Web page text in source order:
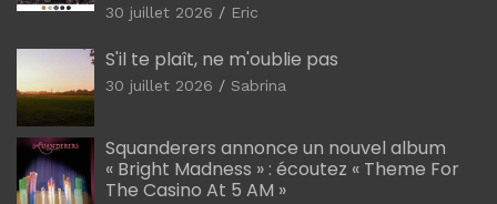
30 juillet 2026 Eric
S'il te plaît, ne m'oublie pas
30 juillet 2026 Sabrina
Squanderers annonce un nouvel album
« Bright Madness » : écoutez « Theme For
The Casino At 5 AM »